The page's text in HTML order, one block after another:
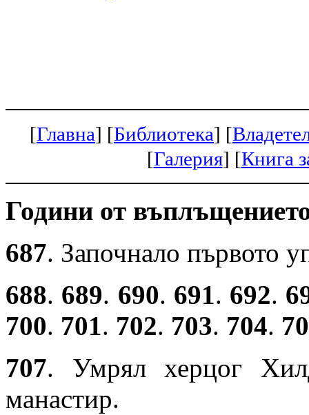
[Главна] [Библиотека] [
[Галерия] [Книга
Години от
687. Започнало първото
688. 689. 690. 691. 692.
700. 701. 702. 703. 704.
707. Умрял херцог
манастир.